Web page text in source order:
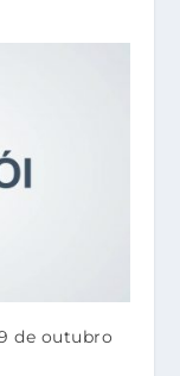
de outubro